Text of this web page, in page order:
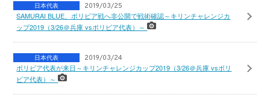
日本代表 2019/03/25
SAMURAI BLUE、ボリビア戦へ非公開で戦術確認～キリンチャレンジカ
ップ2019（3/26＠兵庫 vsボリビア代表）～
日本代表 2019/03/24
ボリビア代表が来日～キリンチャレンジカップ2019（3/26＠兵庫 vsボリ
ビア代表）～